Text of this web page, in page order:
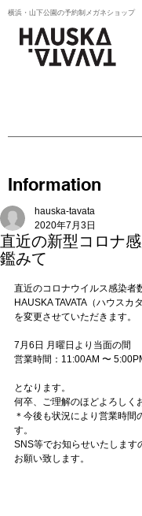
横浜・山下公園の予約制メガネショップ
Information
直近の新型コロナ
鑑みて
hauska-tavata
2020年7月3日
直近のコロナウイルス感染者
HAUSKA TAVATA（ハウスカ
を変更させていただきます。
7月6日 月曜日より当面の間
営業時間：11:00AM 〜
となります。
何卒、ご理解のほどよろしく
＊今後も状況により営業時間
す。
SNS等でお知らせいたします
お願い致します。